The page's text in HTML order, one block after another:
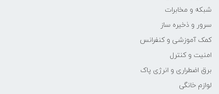
شبکه و مخابرات
سرور و ذخیره ساز
کمک آموزشی و کنفرانس
امنیت و کنترل
برق اضطراری و انرژی پاک
لوازم خانگی